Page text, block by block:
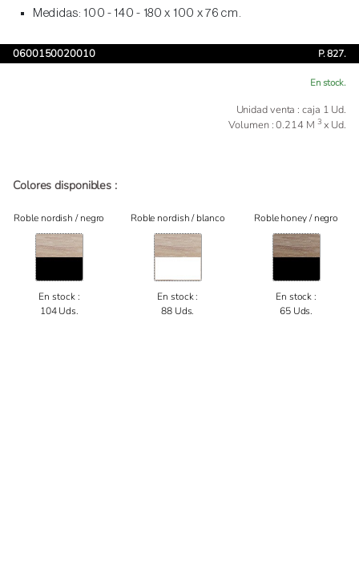
Medidas: 100 - 140 - 180 x 100 x 76 cm.
0600150020010 P. 827.
En stock.
Unidad venta : caja 1 Ud.
Volumen : 0.214 M 3 x Ud.
Colores disponibles :
Roble nordish / negro
En stock :
104 Uds.
Roble nordish / blanco
En stock :
88 Uds.
Roble honey / negro
En stock :
65 Uds.